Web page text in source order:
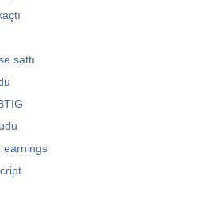
sattı
earnings